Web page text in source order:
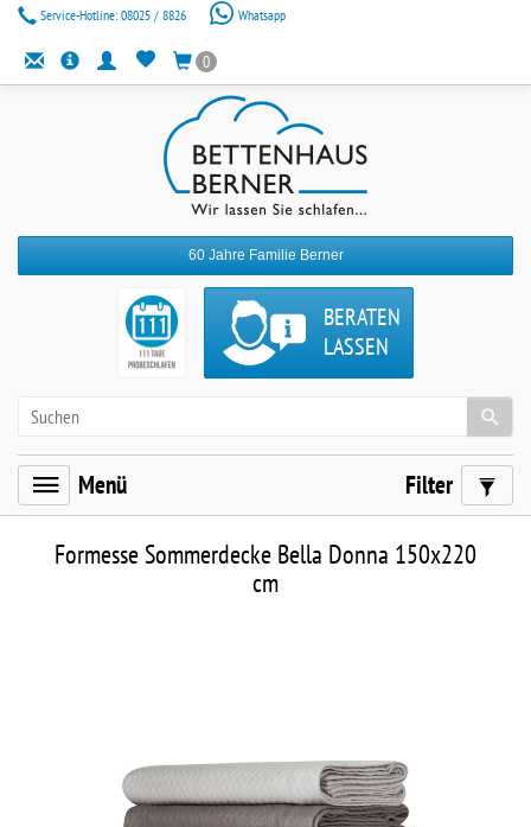
Service-Hotline: 08025 / 8826 Whatsapp
0
60 Jahre Familie Berner
BERATEN
LASSEN
Menü Filter
Formesse Sommerdecke Bella Donna 150x220
cm